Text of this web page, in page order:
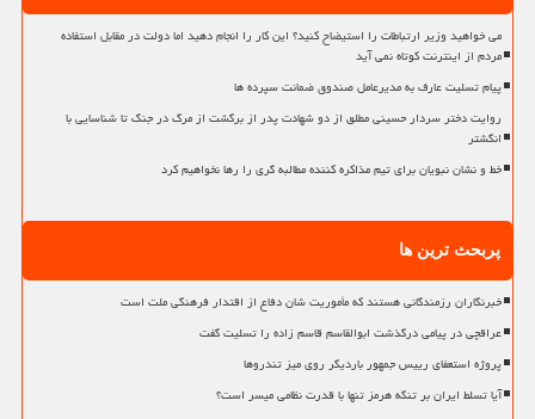
می خواهید وزیر ارتباطات را استیضاح کنید؟ این کار را انجام دهید اما دولت در مقابل استفاده
مردم از اینترنت کوتاه نمی آید
پیام تسلیت عارف به مدیرعامل صندوق ضمانت سپرده ها
روایت دختر سردار حسینی مطلق از دو شهادت پدر از برگشت از مرگ در جنگ تا شناسایی با
انگشتر
خط و نشان نبویان برای تیم مذاکره کننده مطالبه گری را رها نخواهیم کرد
پربحث ترین ها
خبرنگاران رزمندگانی هستند که مأموریت شان دفاع از اقتدار فرهنگی ملت است
عراقچی در پیامی درگذشت ابوالقاسم قاسم زاده را تسلیت گفت
پروژه استعفای رییس جمهور باردیگر روی میز تندروها
آیا تسلط ایران بر تنگه هرمز تنها با قدرت نظامی میسر است؟